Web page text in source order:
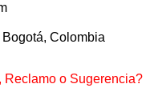
Colombia
Reclamo o Sugerencia?